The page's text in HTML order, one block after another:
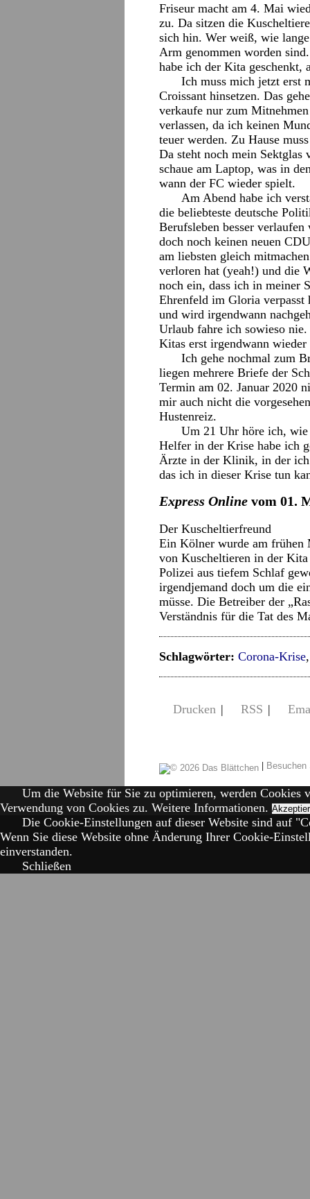
Friseur macht am 4. Mai
zu. Da sitzen die
sich hin. Wer weiß, wie
Arm genommen worden
habe ich der Kita geschenkt,
Ich muss mich jetzt erst
Croissant hinsetzen. Das
verkaufe nur zum
verlassen, da ich keinen
teuer werden. Zu Hause
Da steht noch mein Sektglas
schaue am Laptop, was in
wann der FC wieder spielt.
Am Abend habe ich
die beliebteste deutsche
Berufsleben besser
doch noch keinen neuen
am liebsten gleich
verloren hat (yeah!) und die
noch ein, dass ich in meiner
Ehrenfeld im Gloria verpasst
und wird irgendwann
Urlaub fahre ich sowieso
Kitas erst irgendwann wieder
Ich gehe nochmal zum
liegen mehrere Briefe der
Termin am 02. Januar 2020
mir auch nicht die
Hustenreiz.
Um 21 Uhr höre ich,
Helfer in der Krise habe ich
Ärzte in der Klinik, in der ich
das ich in dieser Krise tun
Express Online vom 01.
Der Kuscheltierfreund
Ein Kölner wurde am frühen
von Kuscheltieren in der Kita
Polizei aus tiefem Schlaf
irgendjemand doch um die
müsse. Die Betreiber der
Verständnis für die Tat des
Schlagwörter: Corona-Krise
Drucken | RSS |
|
Um die Website für Sie zu optimieren, werden Cookies
Verwendung von Cookies zu. Weitere Informationen.
Die Cookie-Einstellungen auf dieser Website sind auf
Wenn Sie diese Website ohne Änderung Ihrer Cookie-
einverstanden.
Schließen